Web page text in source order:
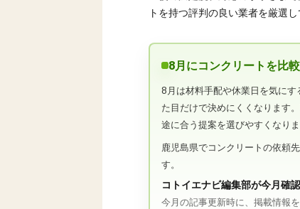
トを持つ評判の良い業者を厳選し
8月にコンクリートを比
8月は材料手配や休業日を気に
た目だけで決めにくくなります
途に合う提案を選びやすくなりま
鹿児島県でコンクリートの依頼
す。
コトイエナビ編集部が今月確
今月の記事更新時に、掲載情報